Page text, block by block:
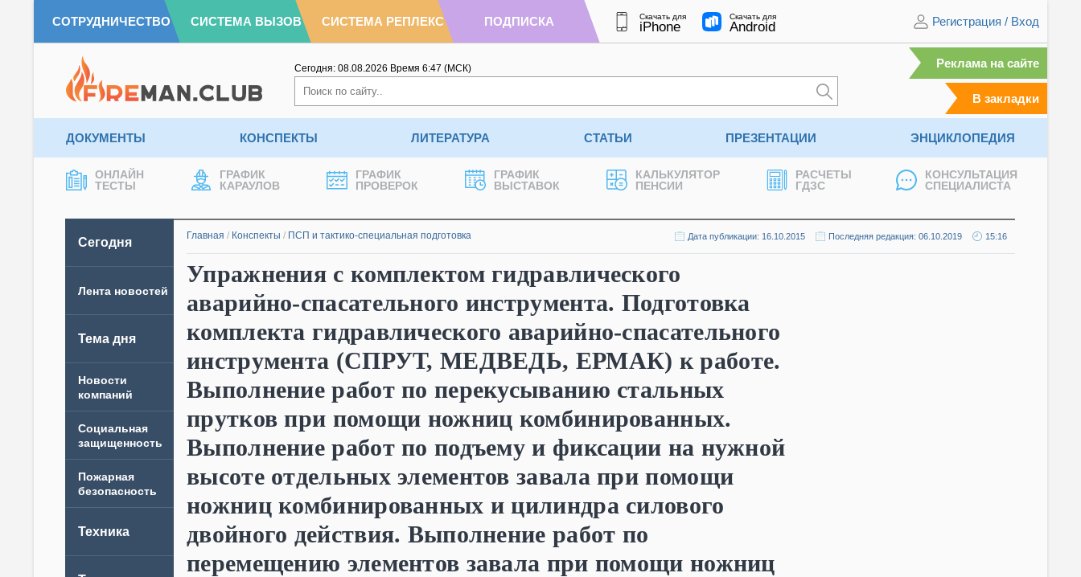
СОТРУДНИЧЕСТВО СИСТЕМА ВЫЗОВ СИСТЕМА РЕПЛЕКС ПОДПИСКА Скачать для
iPhone
Скачать для
Android Регистрация / Вход
Сегодня: 08.08.2026 Время 6:47 (МСК) Реклама на сайте
В закладки
ДОКУМЕНТЫ КОНСПЕКТЫ ЛИТЕРАТУРА СТАТЬИ ПРЕЗЕНТАЦИИ ЭНЦИКЛОПЕДИЯ
ОНЛАЙН
ТЕСТЫ
ГРАФИК
КАРАУЛОВ
ГРАФИК
ПРОВЕРОК
ГРАФИК
ВЫСТАВОК
КАЛЬКУЛЯТОР
ПЕНСИИ
РАСЧЕТЫ
ГДЗС
КОНСУЛЬТАЦИЯ
СПЕЦИАЛИСТА
Сегодня
Лента новостей
Тема дня
Новости
компаний
Главная / Конспекты / ПСП и тактико-специальная подготовка Дата публикации: 16.10.2015 Последняя редакция: 06.10.2019 15:16
Упражнения с комплектом гидравлического
аварийно-спасательного инструмента. Подготовка
комплекта гидравлического аварийно-спасательного
инструмента (СПРУТ, МЕДВЕДЬ, ЕРМАК) к работе.
Выполнение работ по перекусыванию стальных
прутков при помощи ножниц комбинированных.
Выполнение работ по подъему и фиксации на нужной
высоте отдельных элементов завала при помощи
ножниц комбинированных и цилиндра силового
двойного действия. Выполнение работ по
перемещению элементов завала при помощи ножниц